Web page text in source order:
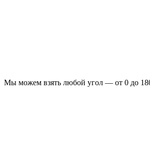
Мы можем взять любой угол — от 0 до